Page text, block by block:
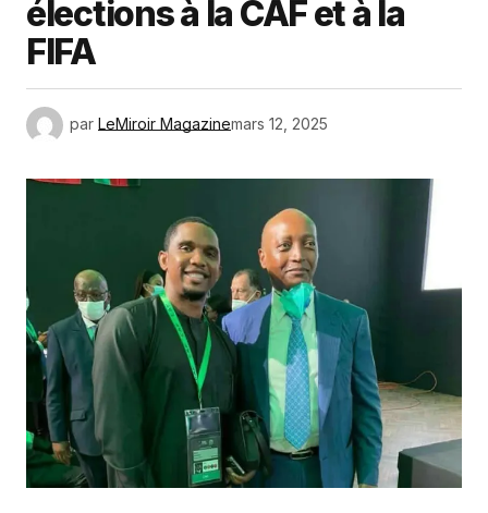
élections à la CAF et à la
FIFA
par LeMiroir Magazinemars 12, 2025